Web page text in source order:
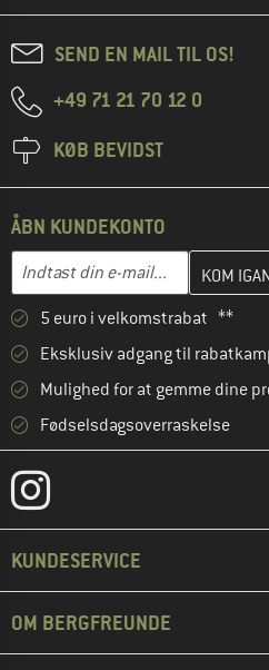
SEND EN MAIL TIL OS!
+49 71 21 70 12 0
KØB BEVIDST
ÅBN KUNDEKONTO
E-mail-adresse
Indtast din e-mailadresse her,
5 euro i velkomstrabat **
Eksklusiv adgang til
Mulighed for at gemme dine
Fødselsdagsoverraskelse
KUNDESERVICE
OM BERGFREUNDE